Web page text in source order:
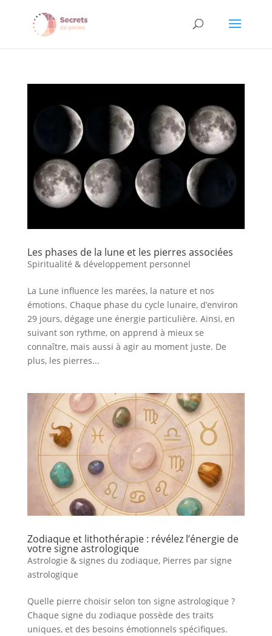
Les phases de la lune et les pierres associées
Spiritualité & développement personnel
La Lune influence les marées, la nature et nos
émotions. Chaque phase du cycle lunaire, d’environ
29 jours, dégage une énergie particulière. Ainsi, en
suivant son rythme, on apprend à mieux se
connaître, mais aussi à agir au moment juste. De
plus, les pierres...
Zodiaque et lithothérapie : révélez l’énergie de
votre signe astrologique
Astrologie & signes du zodiaque, Pierres par signe
astrologique
Quelle pierre choisir selon ton signe astrologique ?
Chaque signe du zodiaque possède des traits
uniques, et des besoins émotionnels spécifiques.